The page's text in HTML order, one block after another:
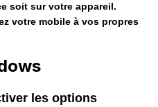
soit sur votre appareil.
votre mobile à vos propres
les options